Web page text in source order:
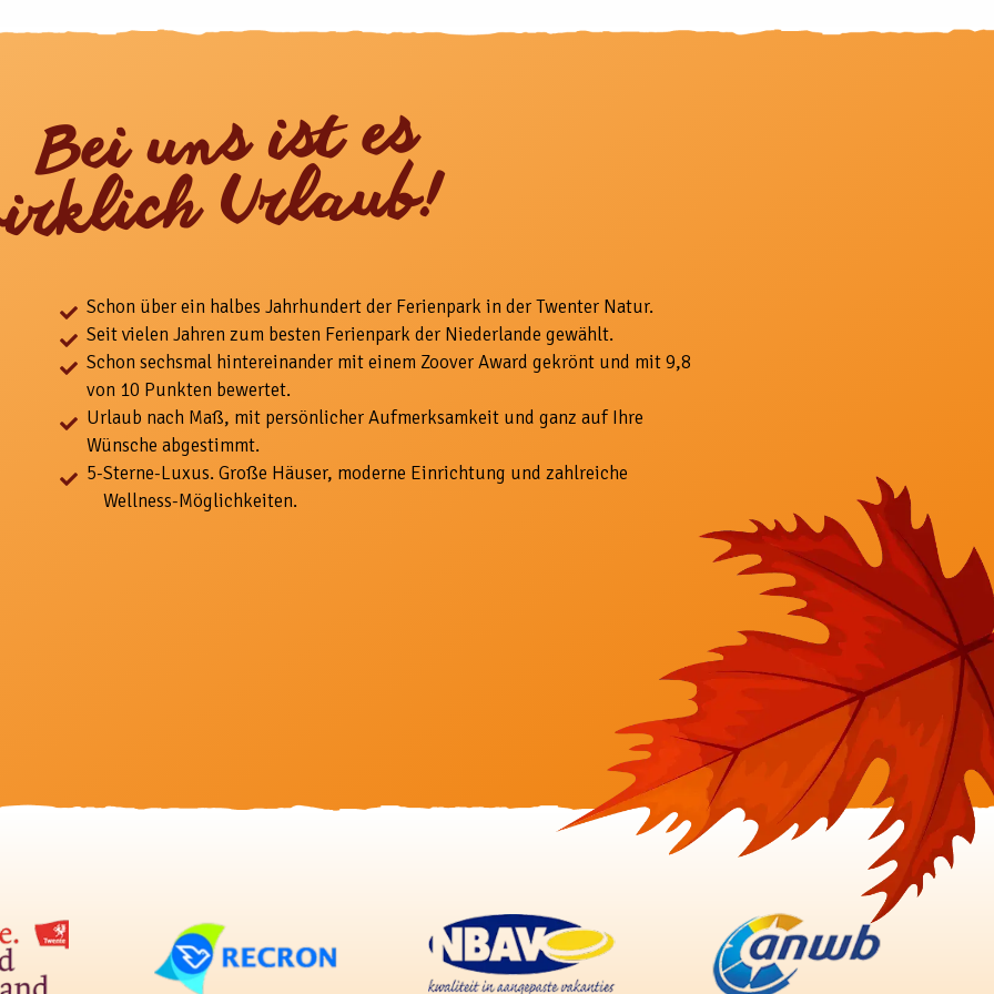
uns ist es
Urlaub!
Schon über ein halbes Jahrhundert der Ferienpark in der Twenter Natur.
Seit vielen Jahren zum besten Ferienpark der Niederlande gewählt.
Schon sechsmal hintereinander mit einem Zoover Award gekrönt und mit 9,8
von 10 Punkten bewertet.
Urlaub nach Maß, mit persönlicher Aufmerksamkeit und ganz auf Ihre
Wünsche abgestimmt.
5-Sterne-Luxus. Große Häuser, moderne Einrichtung und zahlreiche
Wellness-Möglichkeiten.